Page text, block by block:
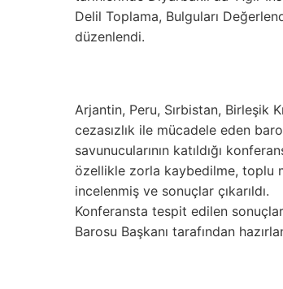
Delil Toplama, Bulguları
düzenlendi.
Arjantin, Peru, Sırbistan, Birleşik
cezasızlık ile mücadele eden
savunucularının katıldığı
özellikle zorla kaybedilme, toplu
incelenmiş ve sonuçlar çıkarıldı.
Konferansta tespit edilen
Barosu Başkanı tarafından